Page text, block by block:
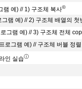
램 예) // 1) 구조체 복사©
그램 예) // 2) 구조체 배열의
그램 예) // 3) 구조체 전체
로그램 예) // 구조체 버블 정렬
인 실습ⓘ